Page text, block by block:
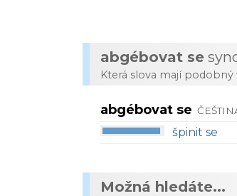
abgébovat se
Která slova mají podobný
abgébovat se
špinit se
Možná hledáte...